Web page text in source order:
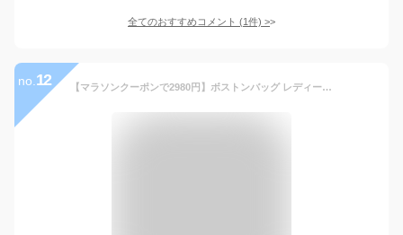
全てのおすすめコメント (1件) >
no. 12 【マラソンクーポンで2980円】ボストンバッグ レディース メンズ 大容量 軽い 二泊三日 ナイロン 撥水 機内持ち込みバッグ 出張 修学旅行 旅行バッグ 旅行カバン スポーツバッグ ジムバッグ シューズ収納 肩掛け ゴルフ 軽い おしゃれ 1泊2日 2泊3日